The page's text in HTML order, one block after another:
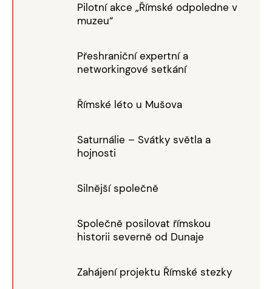
Pilotní akce „Římské odpoledne v
muzeu“
Přeshraniční expertní a
networkingové setkání
Římské léto u Mušova
Saturnálie – Svátky světla a
hojnosti
Silnější společně
Společně posilovat římskou
historii severně od Dunaje
Zahájení projektu Římské stezky